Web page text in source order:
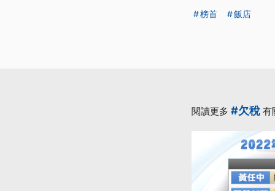
榜首 飯店
閱讀更多 #欠稅 有